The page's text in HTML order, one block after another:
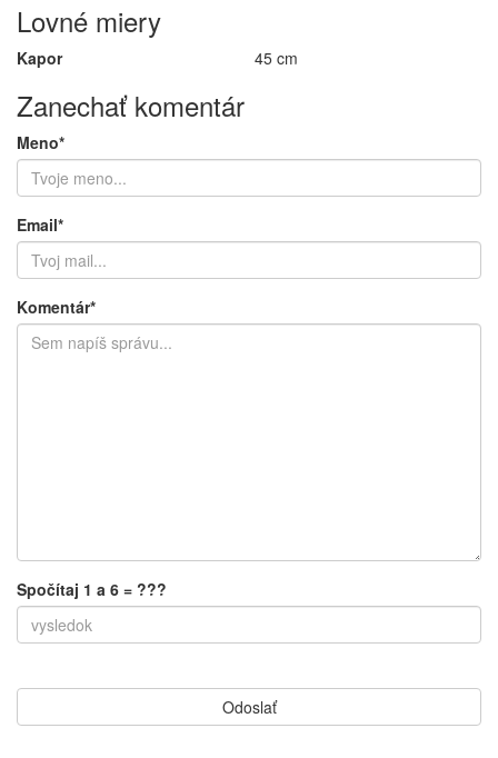
Lovné miery
Kapor 45 cm
Zanechať komentár
Meno*
Email*
Komentár*
Spočítaj 1 a 6 = ???